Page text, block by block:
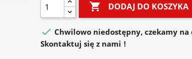
 DODAJ DO KOSZYKA
 Chwilowo niedostępny, czekamy
Skontaktuj się z nami !